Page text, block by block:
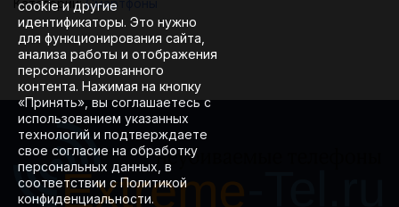
Категории:Смартфоны
cookie и другие
идентификаторы. Это нужно
для функционирования сайта,
анализа работы и отображения
персонализированного
контента. Нажимая на кнопку
«Принять», вы соглашаетесь с
использованием указанных
технологий и подтверждаете
свое согласие на обработку
персональных данных, в
соответствии с Политикой
конфиденциальности.